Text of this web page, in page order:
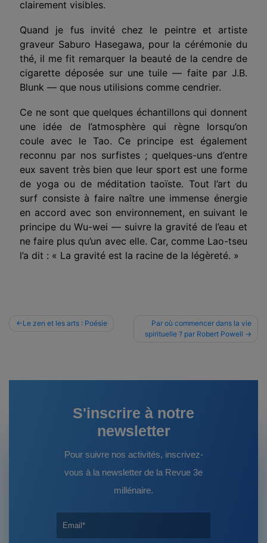
clairement visibles.
Quand je fus invité chez le peintre et artiste
graveur Saburo Hasegawa, pour la cérémonie du
thé, il me fit remarquer la beauté de la cendre de
cigarette déposée sur une tuile — faite par J.B.
Blunk — que nous utilisions comme cendrier.
Ce ne sont que quelques échantillons qui donnent
une idée de l’atmosphère qui règne lorsqu’on
coule avec le Tao. Ce principe est également
reconnu par nos surfistes ; quelques-uns d’entre
eux savent très bien que leur sport est une forme
de yoga ou de méditation taoïste. Tout l’art du
surf consiste à faire naître une immense énergie
en accord avec son environnement, en suivant le
principe du Wu-wei — suivre la gravité de l’eau et
ne faire plus qu’un avec elle. Car, comme Lao-tseu
l’a dit : « La gravité est la racine de la légèreté. »
Navigation
Le zen et les arts : Poésie
Par où commencer dans la vie
spirituelle ? par Robert Powell
S'inscrire à notre
newsletter
Pour suivre nos activités, inscrivez-
vous à la newsletter de la Revue 3e
millénaire.